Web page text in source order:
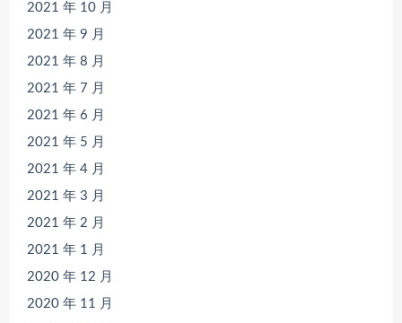
2021 年 10 月
2021 年 9 月
2021 年 8 月
2021 年 7 月
2021 年 6 月
2021 年 5 月
2021 年 4 月
2021 年 3 月
2021 年 2 月
2021 年 1 月
2020 年 12 月
2020 年 11 月